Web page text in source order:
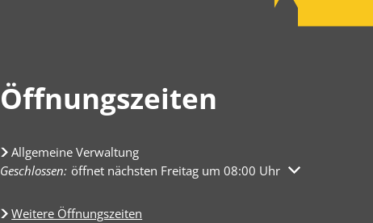
Öffnungszeiten
Allgemeine Verwaltung
Klicken, um weitere Öffnungs- oder Schließzeiten auszublenden
Geschlossen: öffnet nächsten Freitag um 08:00 Uhr
Weitere Öffnungszeiten